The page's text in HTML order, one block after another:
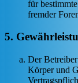
für
fremder
5.
Der
Körper und